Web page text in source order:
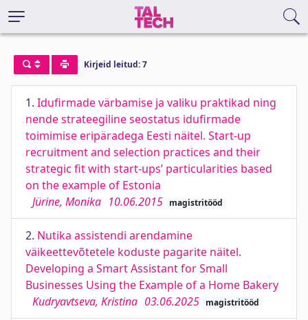
Kirjeid leitud: 7
1. Idufirmade värbamise ja valiku praktikad ning
nende strateegiline seostatus idufirmade
toimimise eripäradega Eesti näitel. Start-up
recruitment and selection practices and their
strategic fit with start-ups’ particularities based
on the example of Estonia
Jürine, Monika 10.06.2015 magistritööd
2. Nutika assistendi arendamine
väikeettevõtetele koduste pagarite näitel.
Developing a Smart Assistant for Small
Businesses Using the Example of a Home Bakery
Kudryavtseva, Kristina 03.06.2025 magistritööd